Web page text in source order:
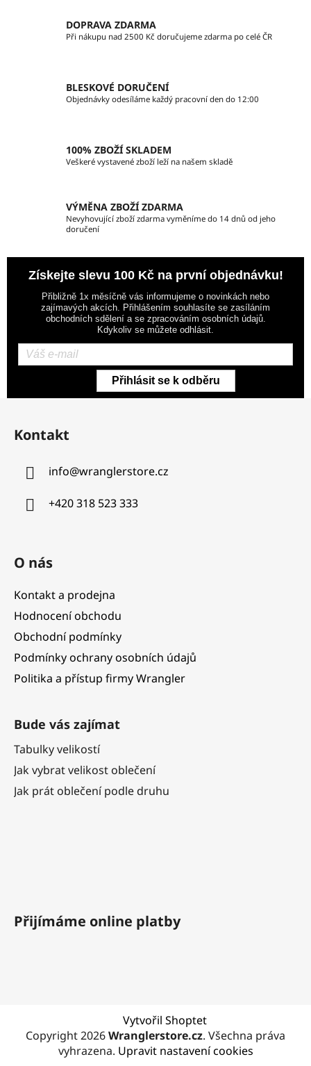
í
p
k
y
p
i
u
í
DOPRAVA ZDARMA
Při nákupu nad 2500 Kč doručujeme zdarma po celé ČR
BLESKOVÉ DORUČENÍ
Objednávky odesíláme každý pracovní den do 12:00
100% ZBOŽÍ SKLADEM
Veškeré vystavené zboží leží na našem skladě
VÝMĚNA ZBOŽÍ ZDARMA
Nevyhovující zboží zdarma vyměníme do 14 dnů od jeho
doručení
Získejte slevu 100 Kč na první objednávku!
Přibližně 1x měsíčně vás informujeme o novinkách nebo
zajímavých akcích. Přihlášením souhlasíte se zasíláním
obchodních sdělení a se zpracováním osobních údajů.
Kdykoliv se můžete odhlásit.
Přihlásit se k odběru
Kontakt
info@wranglerstore.cz
+420 318 523 333
O nás
Kontakt a prodejna
Hodnocení obchodu
Obchodní podmínky
Podmínky ochrany osobních údajů
Politika a přístup firmy Wrangler
Bude vás zajímat
Tabulky velikostí
Jak vybrat velikost oblečení
Jak prát oblečení podle druhu
Přijímáme online platby
Vytvořil Shoptet
Copyright 2026Wranglerstore.cz. Všechna práva
vyhrazena. Upravit nastavení cookies